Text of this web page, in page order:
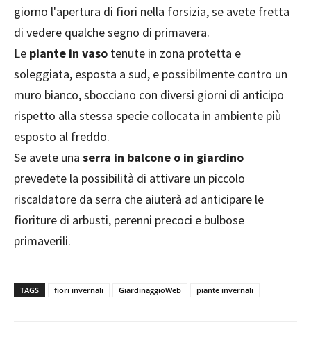
giorno l'apertura di fiori nella forsizia, se avete fretta
di vedere qualche segno di primavera.
Le piante in vaso tenute in zona protetta e
soleggiata, esposta a sud, e possibilmente contro un
muro bianco, sbocciano con diversi giorni di anticipo
rispetto alla stessa specie collocata in ambiente più
esposto al freddo.
Se avete una serra in balcone o in giardino
prevedete la possibilità di attivare un piccolo
riscaldatore da serra che aiuterà ad anticipare le
fioriture di arbusti, perenni precoci e bulbose
primaverili.
TAGS fiori invernali GiardinaggioWeb piante invernali